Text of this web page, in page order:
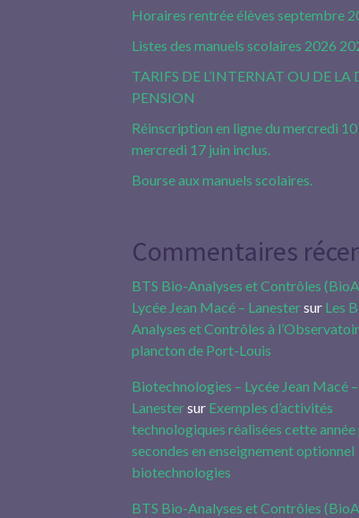
Horaires rentrée élèves septembre
Listes des manuels scolaires 2026
TARIFS DE L’INTERNAT OU DE LA
PENSION
Réinscription en ligne du mercredi 10
mercredi 17 juin inclus.
Bourse aux manuels scolaires.
Commentaires
BTS Bio-Analyses et Contrôles
Lycée Jean Macé – Lanestersur Les
Analyses et Contrôles à
plancton de Port-Louis
Biotechnologies – Lycée Jean Macé –
Lanestersur Exemples d’activités
technologiques réalisées cette année
secondes en enseignement optionnel
biotechnologies
BTS Bio-Analyses et Contrôles